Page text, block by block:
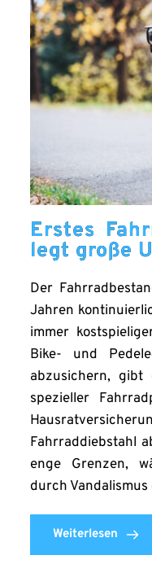
Erstes
legt große
Der
Jahren
immer
Bike- und
abzusichern, gibt
spezieller
Fahrraddiebstahl
enge Grenzen,
durch
Weiterlesen